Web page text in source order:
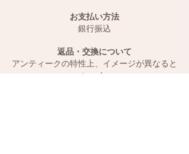
お支払い方法
銀行振込
返品・交換について
アンティークの特性上、 イメージが異なると
いった